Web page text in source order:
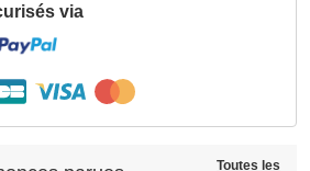
via
Toutes les